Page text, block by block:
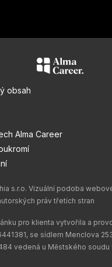
obsah
Alma Career
s.r.o. Vizuální podoba
práv třetích stran
pro klienta vytvořila a
se sídlem Menclova
vedená u Městského soudu